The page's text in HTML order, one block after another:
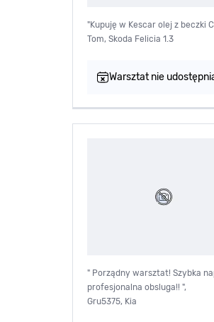
"Kupuję w Kescar olej z beczki
Tom, Skoda Felicia 1.3
Warsztat nie
" Porządny warsztat! Szybka
profesjonalna obsluga!! ",
Gru5375, Kia